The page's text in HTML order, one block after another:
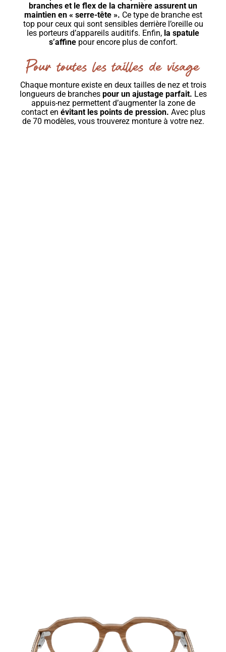
branches et le flex de la charnière assurent un
maintien en « serre-tête ». Ce type de branche est
top pour ceux qui sont sensibles derrière l’oreille ou
les porteurs d’appareils auditifs. Enfin, la spatule
s’affinepour encore plus de confort.
Pour toutes les tailles de visage
Chaque monture existe en deux tailles de nez et trois
longueurs de branchespour un ajustage parfait. Les
appuis-nez permettent d’augmenter la zone de
contact en évitant les points de pression. Avec plus
de 70 modèles, vous trouverez monture à votre nez.